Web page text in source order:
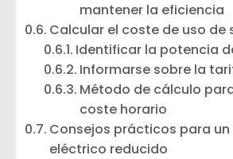
mantener la eficiencia
Calcular el coste de uso de
Identificar la potencia
Informarse sobre la
Método de cálculo
coste horario
Consejos prácticos para
eléctrico reducido